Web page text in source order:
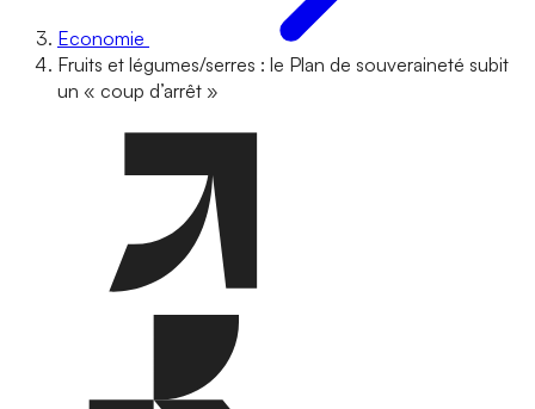
Economie
Fruits et légumes/serres : le Plan de souveraineté subit
un « coup d’arrêt »